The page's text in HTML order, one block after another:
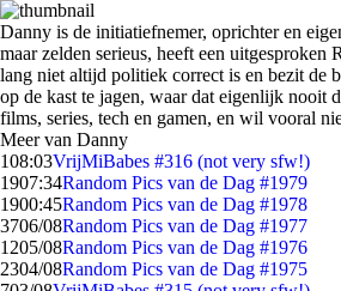
Danny is de initiatiefnemer, oprichter en
maar zelden serieus, heeft een uitgesproken
lang niet altijd politiek correct is en bezit de
op de kast te jagen, waar dat eigenlijk nooit
films, series, tech en gamen, en wil vooral
Meer van Danny
108:03VrijMiBabes #316 (not very sfw!)
1907:34Random Pics van de Dag #1979
1900:45Random Pics van de Dag #1978
3706/08Random Pics van de Dag #1977
1205/08Random Pics van de Dag #1976
2304/08Random Pics van de Dag #1975